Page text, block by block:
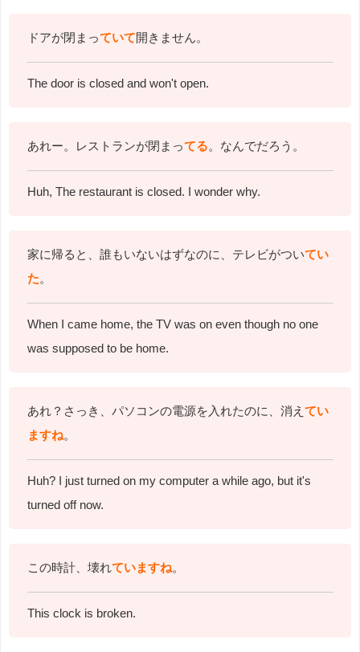
ドアが閉まっていて開きません。
The door is closed and won't open.
あれー。レストランが閉まってる。なんでだろう。
Huh, The restaurant is closed. I wonder why.
家に帰ると、誰もいないはずなのに、テレビがついてい
た。
When I came home, the TV was on even though no one
was supposed to be home.
あれ？さっき、パソコンの電源を入れたのに、消え てい
ますね。
Huh? I just turned on my computer a while ago, but it's
turned off now.
この時計、壊れていますね。
This clock is broken.